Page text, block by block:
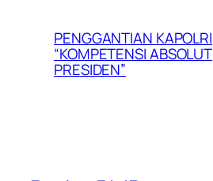
PENGGANTIAN KAPOLRI
“KOMPETENSI ABSOLUT
PRESIDEN”